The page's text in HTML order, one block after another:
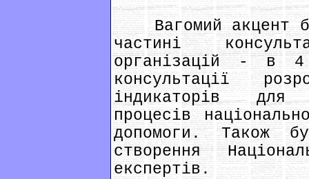
Вагомий акцент
частині
організацій - в 4
консультації
індикаторів для
процесів
допомоги. Також
створення
експертів.